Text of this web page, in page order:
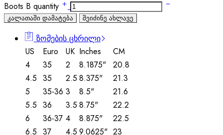
Boots B quantity
კალათაში დამატება შეიძინე ახლავე
ზომების ცხრილი
US
Euro UK Inches
CM
4
35 2 8.1875"
20.8
4.5 35 2.5 8.375"
21.3
5
35-36 3 8.5"
21.6
5.5 36 3.5 8.75"
22.2
6
36-37 4 8.875"
22.5
6.5 37 4.5 9.0625" 23